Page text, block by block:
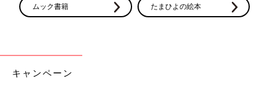
ムック書籍 たまひよの絵本
キャンペーン